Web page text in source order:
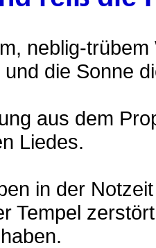
neblig-
die Sonne
aus dem
Liedes.
in der
Tempel